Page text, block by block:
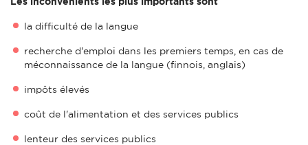
la difficulté de la langue
recherche d'emploi dans les premiers temps, en cas de
méconnaissance de la langue (finnois, anglais)
impôts élevés
coût de l'alimentation et des services publics
lenteur des services publics